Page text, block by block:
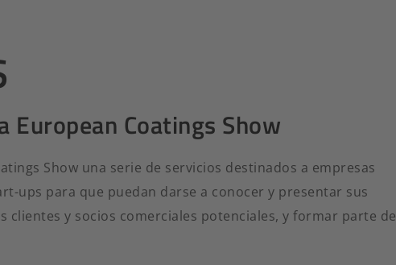
Coatings Show
Show una serie de servicios destinados a empresas
ups para que puedan darse a conocer y presentar sus
y socios comerciales potenciales, y formar parte de